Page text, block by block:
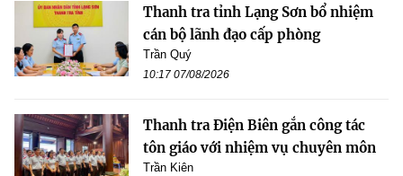
Thanh tra tỉnh Lạng Sơn bổ nhiệm
cán bộ lãnh đạo cấp phòng
Trần Quý
10:17 07/08/2026
Thanh tra Điện Biên gắn công tác
tôn giáo với nhiệm vụ chuyên môn
Trần Kiên